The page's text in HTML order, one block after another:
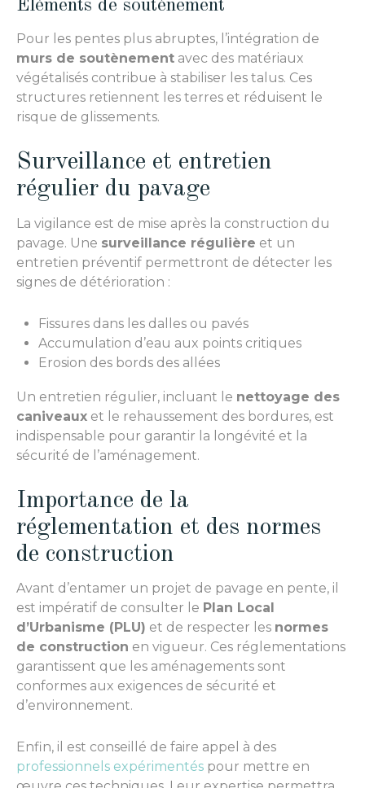
Eléments de soutènement
Pour les pentes plus abruptes, l’intégration de
murs de soutènement avec des matériaux
végétalisés contribue à stabiliser les talus. Ces
structures retiennent les terres et réduisent le
risque de glissements.
Surveillance et entretien
régulier du pavage
La vigilance est de mise après la construction du
pavage. Une surveillance régulière et un
entretien préventif permettront de détecter les
signes de détérioration :
Fissures dans les dalles ou pavés
Accumulation d’eau aux points critiques
Erosion des bords des allées
Un entretien régulier, incluant le nettoyage des
caniveaux et le rehaussement des bordures, est
indispensable pour garantir la longévité et la
sécurité de l’aménagement.
Importance de la
réglementation et des normes
de construction
Avant d’entamer un projet de pavage en pente, il
est impératif de consulter le Plan Local
d’Urbanisme (PLU) et de respecter les normes
de construction en vigueur. Ces réglementations
garantissent que les aménagements sont
conformes aux exigences de sécurité et
d’environnement.
Enfin, il est conseillé de faire appel à des
professionnels expérimentés pour mettre en